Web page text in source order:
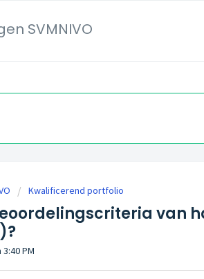
SVMNIVO
Kwalificerend portfolio
van
PM